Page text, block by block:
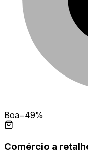
Boa−49%
Comércio a